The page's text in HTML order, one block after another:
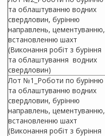
та облаштуванню водних
свердловин, бурінню
направлень, цементуванню,
встановленню шахт
(Виконання робіт з буріння
та облаштування водних
свердловин)
Лот №1_Роботи по бурінню
та облаштуванню водних
свердловин, бурінню
направлень, цементуванню,
встановленню шахт
(Виконання робіт з буріння